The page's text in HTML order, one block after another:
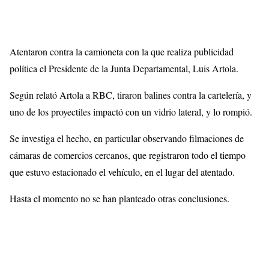
Atentaron contra la camioneta con la que realiza publicidad
política el Presidente de la Junta Departamental, Luis Artola.
Según relató Artola a RBC, tiraron balines contra la cartelería, y
uno de los proyectiles impactó con un vidrio lateral, y lo rompió.
Se investiga el hecho, en particular observando filmaciones de
cámaras de comercios cercanos, que registraron todo el tiempo
que estuvo estacionado el vehículo, en el lugar del atentado.
Hasta el momento no se han planteado otras conclusiones.